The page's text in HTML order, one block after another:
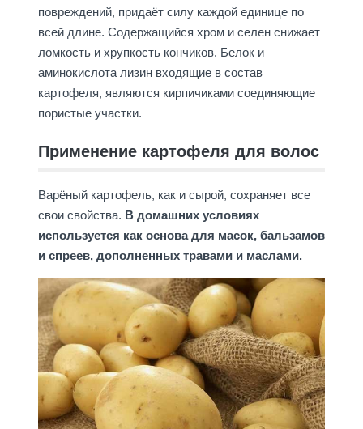
повреждений, придаёт силу каждой единице по
всей длине. Содержащийся хром и селен снижает
ломкость и хрупкость кончиков. Белок и
аминокислота лизин входящие в состав
картофеля, являются кирпичиками соединяющие
пористые участки.
Применение картофеля для волос
Варёный картофель, как и сырой, сохраняет все
свои свойства. В домашних условиях
используется как основа для масок, бальзамов
и спреев, дополненных травами и маслами.